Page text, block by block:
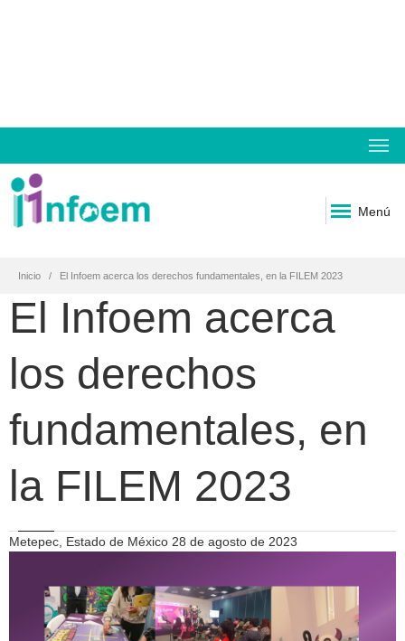
Menú
Inicio El Infoem acerca los derechos fundamentales, en la FILEM 2023
El Infoem acerca
los derechos
fundamentales, en
la FILEM 2023
Metepec, Estado de México 28 de agosto de 2023